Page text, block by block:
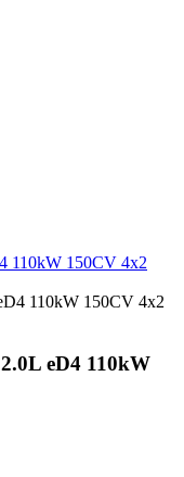
110kW 150CV 4x2
eD4 110kW